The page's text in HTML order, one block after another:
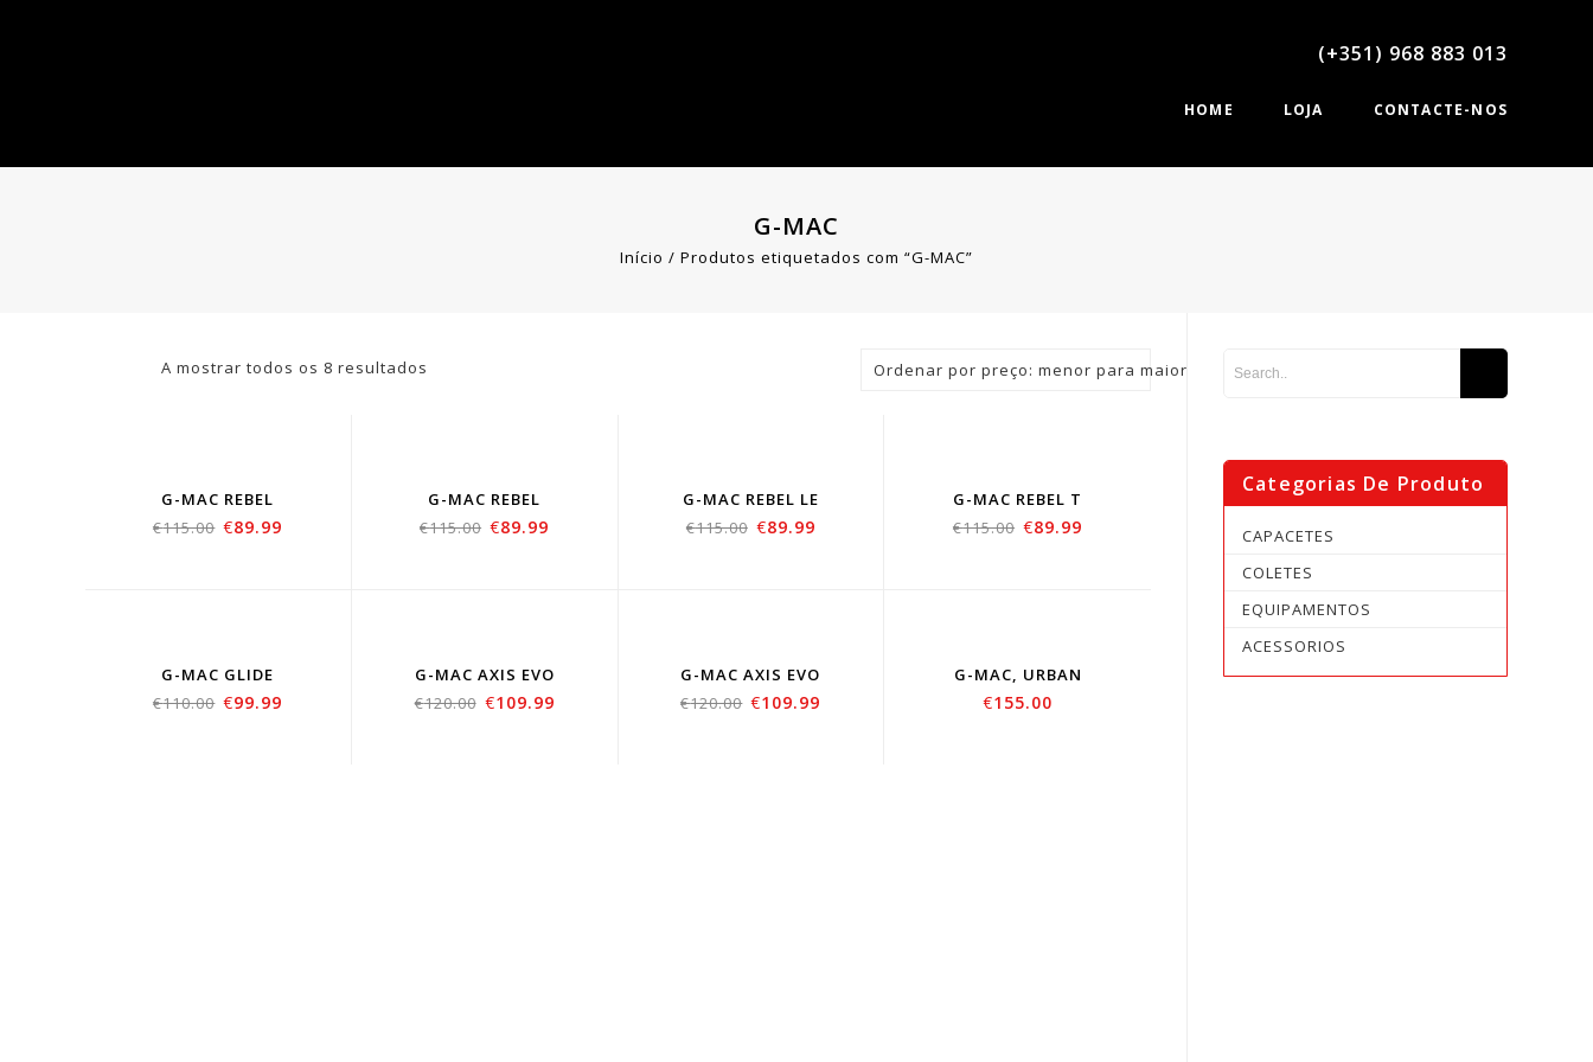
(+351) 968 883 013
HOME LOJA CONTACTE-NOS
G-MAC
Início / Produtos etiquetados com “G-MAC”
A mostrar todos os 8 resultados Ordenar por preço: menor para maior
G-MAC REBEL
€115.00 €89.99
G-MAC REBEL
€115.00 €89.99
G-MAC REBEL LE
€115.00 €89.99
G-MAC REBEL T
€115.00 €89.99
G-MAC GLIDE
€110.00 €99.99
G-MAC AXIS EVO
€120.00 €109.99
G-MAC AXIS EVO
€120.00 €109.99
G-MAC, URBAN
€155.00
Categorias De Produto
CAPACETES
COLETES
EQUIPAMENTOS
ACESSORIOS